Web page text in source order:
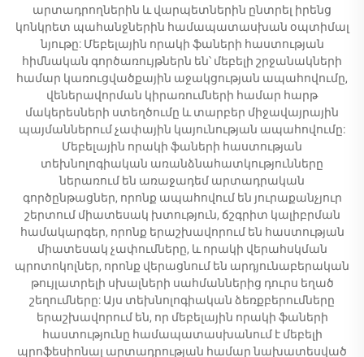
արտադրողներին և վարպետներին ընտրել իրենց
կոնկրետ պահանջներին համապատասխան օպտիմալ
նյութը: Մեբելային որակի ֆաների հաստության
հիմնական գործառույթներն են՝ մեբելի շրջանակների
համար կառուցվածքային աջակցության ապահովումը,
վեներավորման կիրառումների համար հարթ
մակերեսների ստեղծումը և տարբեր միջավայրային
պայմաններում չափային կայունության ապահովումը:
Մեբելային որակի ֆաների հաստության
տեխնոլոգիական առանձնահատկությունները
ներառում են առաջադեմ արտադրական
գործընթացներ, որոնք ապահովում են յուրաքանչյուր
շերտում միատեսակ խտություն, ճշգրիտ կալիբրման
համակարգեր, որոնք երաշխավորում են հաստության
միատեսակ չափումները, և որակի վերահսկման
պրոտոկոլներ, որոնք վերացնում են արդյունաբերական
թույլատրելի սխալների սահմաններից դուրս եղած
շեղումները: Այս տեխնոլոգիական ձեռքբերումները
երաշխավորում են, որ մեբելային որակի ֆաների
հաստությունը համապատասխանում է մեբելի
պրոֆեսիոնալ արտադրության համար նախատեսված